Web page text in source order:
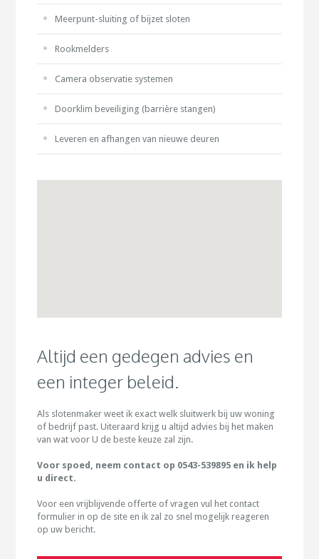
Meerpunt-sluiting of bijzet sloten
Rookmelders
Camera observatie systemen
Doorklim beveiliging (barrière stangen)
Leveren en afhangen van nieuwe deuren
Altijd een gedegen advies en
een integer beleid.
Als slotenmaker weet ik exact welk sluitwerk bij uw woning
of bedrijf past. Uiteraard krijg u altijd advies bij het maken
van wat voor U de beste keuze zal zijn.
Voor spoed, neem contact op 0543-539895 en ik help
u direct.
Voor een vrijblijvende offerte of vragen vul het contact
formulier in op de site en ik zal zo snel mogelijk reageren
op uw bericht.